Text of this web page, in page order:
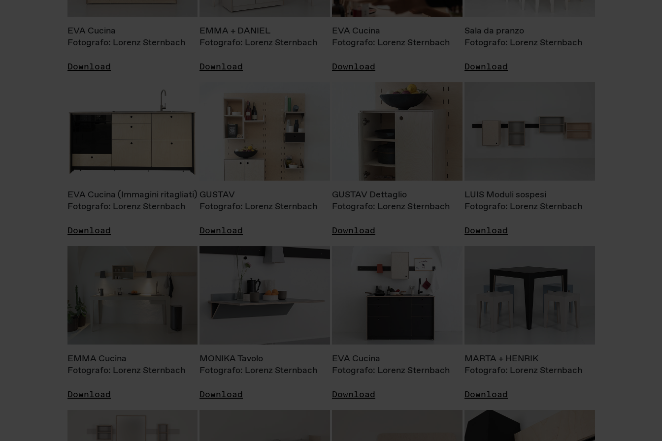
EVA Cucina
Fotografo: Lorenz Sternbach
Download
EMMA + DANIEL
Fotografo: Lorenz Sternbach
Download
EVA Cucina
Fotografo: Lorenz Sternbach
Download
Sala da pranzo
Fotografo: Lorenz Sternbach
Download
EVA Cucina (Immagini ritagliati)
Fotografo: Lorenz Sternbach
Download
GUSTAV
Fotografo: Lorenz Sternbach
Download
GUSTAV Dettaglio
Fotografo: Lorenz Sternbach
Download
LUIS Moduli sospesi
Fotografo: Lorenz Sternbach
Download
EMMA Cucina
Fotografo: Lorenz Sternbach
Download
MONIKA Tavolo
Fotografo: Lorenz Sternbach
Download
EVA Cucina
Fotografo: Lorenz Sternbach
Download
MARTA + HENRIK
Fotografo: Lorenz Sternbach
Download